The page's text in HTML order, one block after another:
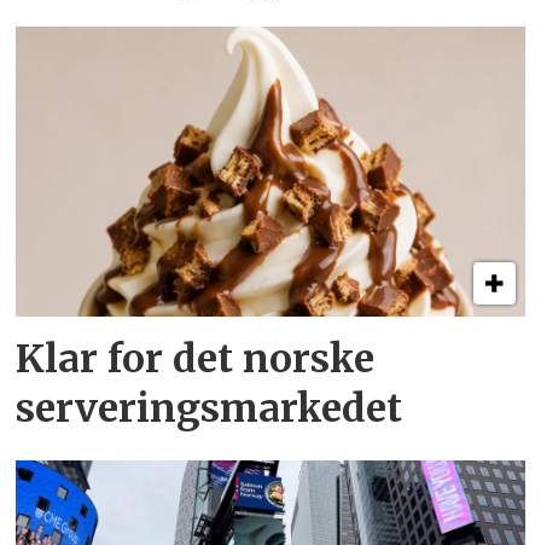
Klar for det norske
serveringsmarkedet